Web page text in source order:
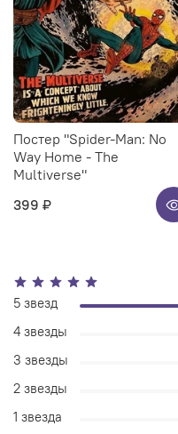
Постер "Spider-Man: No
Way Home - The
Multiverse"
399 ₽
5 звезд
4 звезды
3 звезды
2 звезды
1 звезда